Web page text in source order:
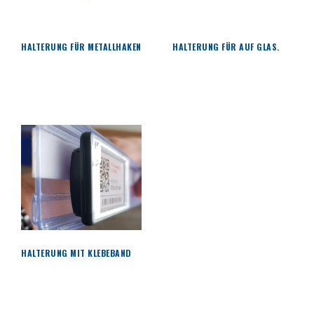
HALTERUNG FÜR METALLHAKEN HALTERUNG FÜR AUF GLAS.
HALTERUNG MIT KLEBEBAND